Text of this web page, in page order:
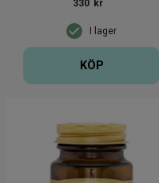
I lager
330 kr
KÖP